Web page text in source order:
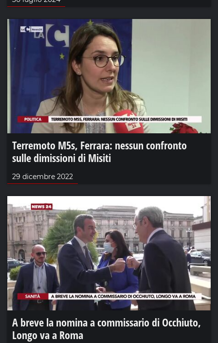
Terremoto M5s, Ferrara: nessun confronto
sulle dimissioni di Misiti
29 dicembre 2022
A breve la nomina a commissario di Occhiuto,
Longo va a Roma